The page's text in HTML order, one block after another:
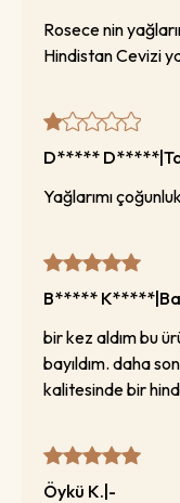
Rosece nin
Hindistan Cevizi
D***** D*****
Yağlarımı
B***** K*****
bir kez aldım bu
bayıldım. daha
kalitesinde bir
Öykü K. -